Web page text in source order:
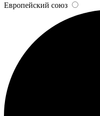
Европейский союз